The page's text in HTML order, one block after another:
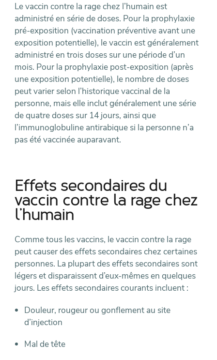
Le vaccin contre la rage chez l’humain est
administré en série de doses. Pour la prophylaxie
pré-exposition (vaccination préventive avant une
exposition potentielle), le vaccin est généralement
administré en trois doses sur une période d’un
mois. Pour la prophylaxie post-exposition (après
une exposition potentielle), le nombre de doses
peut varier selon l’historique vaccinal de la
personne, mais elle inclut généralement une série
de quatre doses sur 14 jours, ainsi que
l’immunoglobuline antirabique si la personne n’a
pas été vaccinée auparavant.
Effets secondaires du
vaccin contre la rage chez
l’humain
Comme tous les vaccins, le vaccin contre la rage
peut causer des effets secondaires chez certaines
personnes. La plupart des effets secondaires sont
légers et disparaissent d’eux-mêmes en quelques
jours. Les effets secondaires courants incluent :
Douleur, rougeur ou gonflement au site
d’injection
Mal de tête